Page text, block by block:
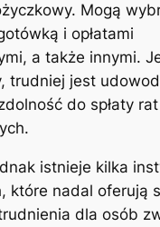
Mogą
i opłatami
a także innymi.
trudniej jest
do spłaty rat
istnieje kilka
które nadal oferują
dla osób